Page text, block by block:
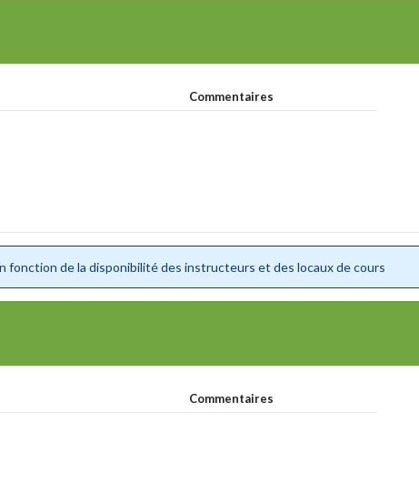
Commentaires
fonction de la disponibilité des instructeurs et des locaux de cours
Commentaires